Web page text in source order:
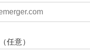
任意）